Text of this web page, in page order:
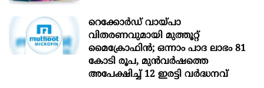
റെക്കോർഡ് വായ്പാ
വിതരണവുമായി മുത്തൂറ്റ്
മൈക്രോഫിൻ; ഒന്നാം പാദ ലാഭം 81
കോടി രൂപ, മുൻവർഷത്തെ
അപേക്ഷിച്ച് 12 ഇരട്ടി വർദ്ധനവ്